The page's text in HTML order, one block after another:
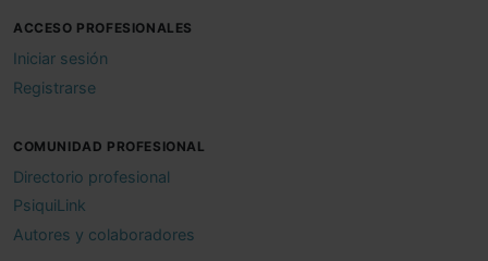
ACCESO PROFESIONALES
Iniciar sesión
Registrarse
COMUNIDAD PROFESIONAL
Directorio profesional
PsiquiLink
Autores y colaboradores